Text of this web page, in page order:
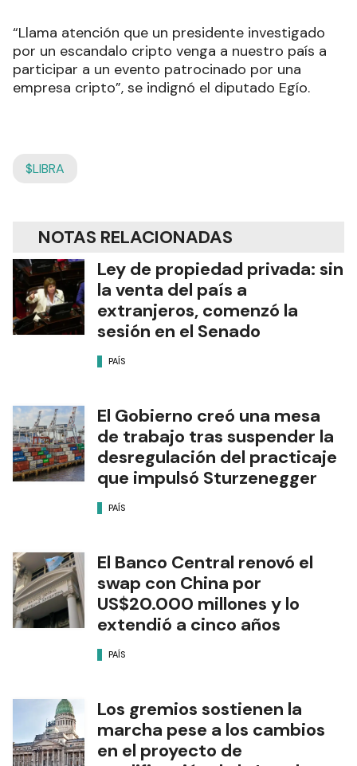
“Llama atención que un presidente investigado
por un escandalo cripto venga a nuestro país a
participar a un evento patrocinado por una
empresa cripto”, se indignó el diputado Egío.
$LIBRA
NOTAS RELACIONADAS
Ley de propiedad privada: sin
la venta del país a
extranjeros, comenzó la
sesión en el Senado
PAÍS
El Gobierno creó una mesa
de trabajo tras suspender la
desregulación del practicaje
que impulsó Sturzenegger
PAÍS
El Banco Central renovó el
swap con China por
US$20.000 millones y lo
extendió a cinco años
PAÍS
Los gremios sostienen la
marcha pese a los cambios
en el proyecto de